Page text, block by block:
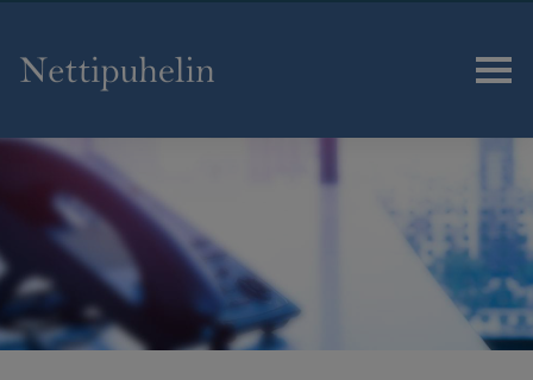
Uutiset/Tiedotteet